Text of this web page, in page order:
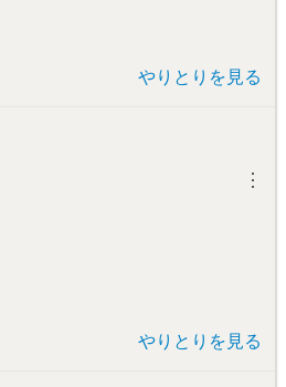
やりとりを見る
︙
やりとりを見る